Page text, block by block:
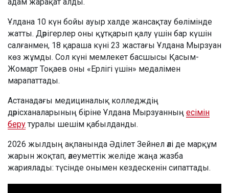
адам жарақат алды.
Ұлдана 10 күн бойы ауыр халде жансақтау бөлімінде
жатты. Дәрігерлер оны құтқарып қалу үшін бар күшін
салғанмен, 18 қараша күні 23 жастағы Ұлдана Мырзуан
көз жұмды. Сол күні мемлекет басшысы Қасым-
Жомарт Тоқаев оны «Ерлігі үшін» медалімен
марапаттады.
Астанадағы медициналық колледждің
дәрісханаларының біріне Ұлдана Мырзуанның есімін
беру туралы шешім қабылданды.
2026 жылдың ақпанында Әділет Зейнел әлі де марқұм
жарын жоқтап, әлеуметтік желіде жаңа жазба
жариялады: түсінде онымен кездескенін сипаттады.